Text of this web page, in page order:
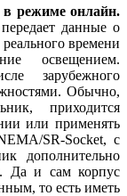
режиме онлайн.
данные о
времени
освещением.
зарубежного
Обычно,
приходится
или применять
SR-Socket, с
дополнительно
Да и сам корпус
то есть иметь